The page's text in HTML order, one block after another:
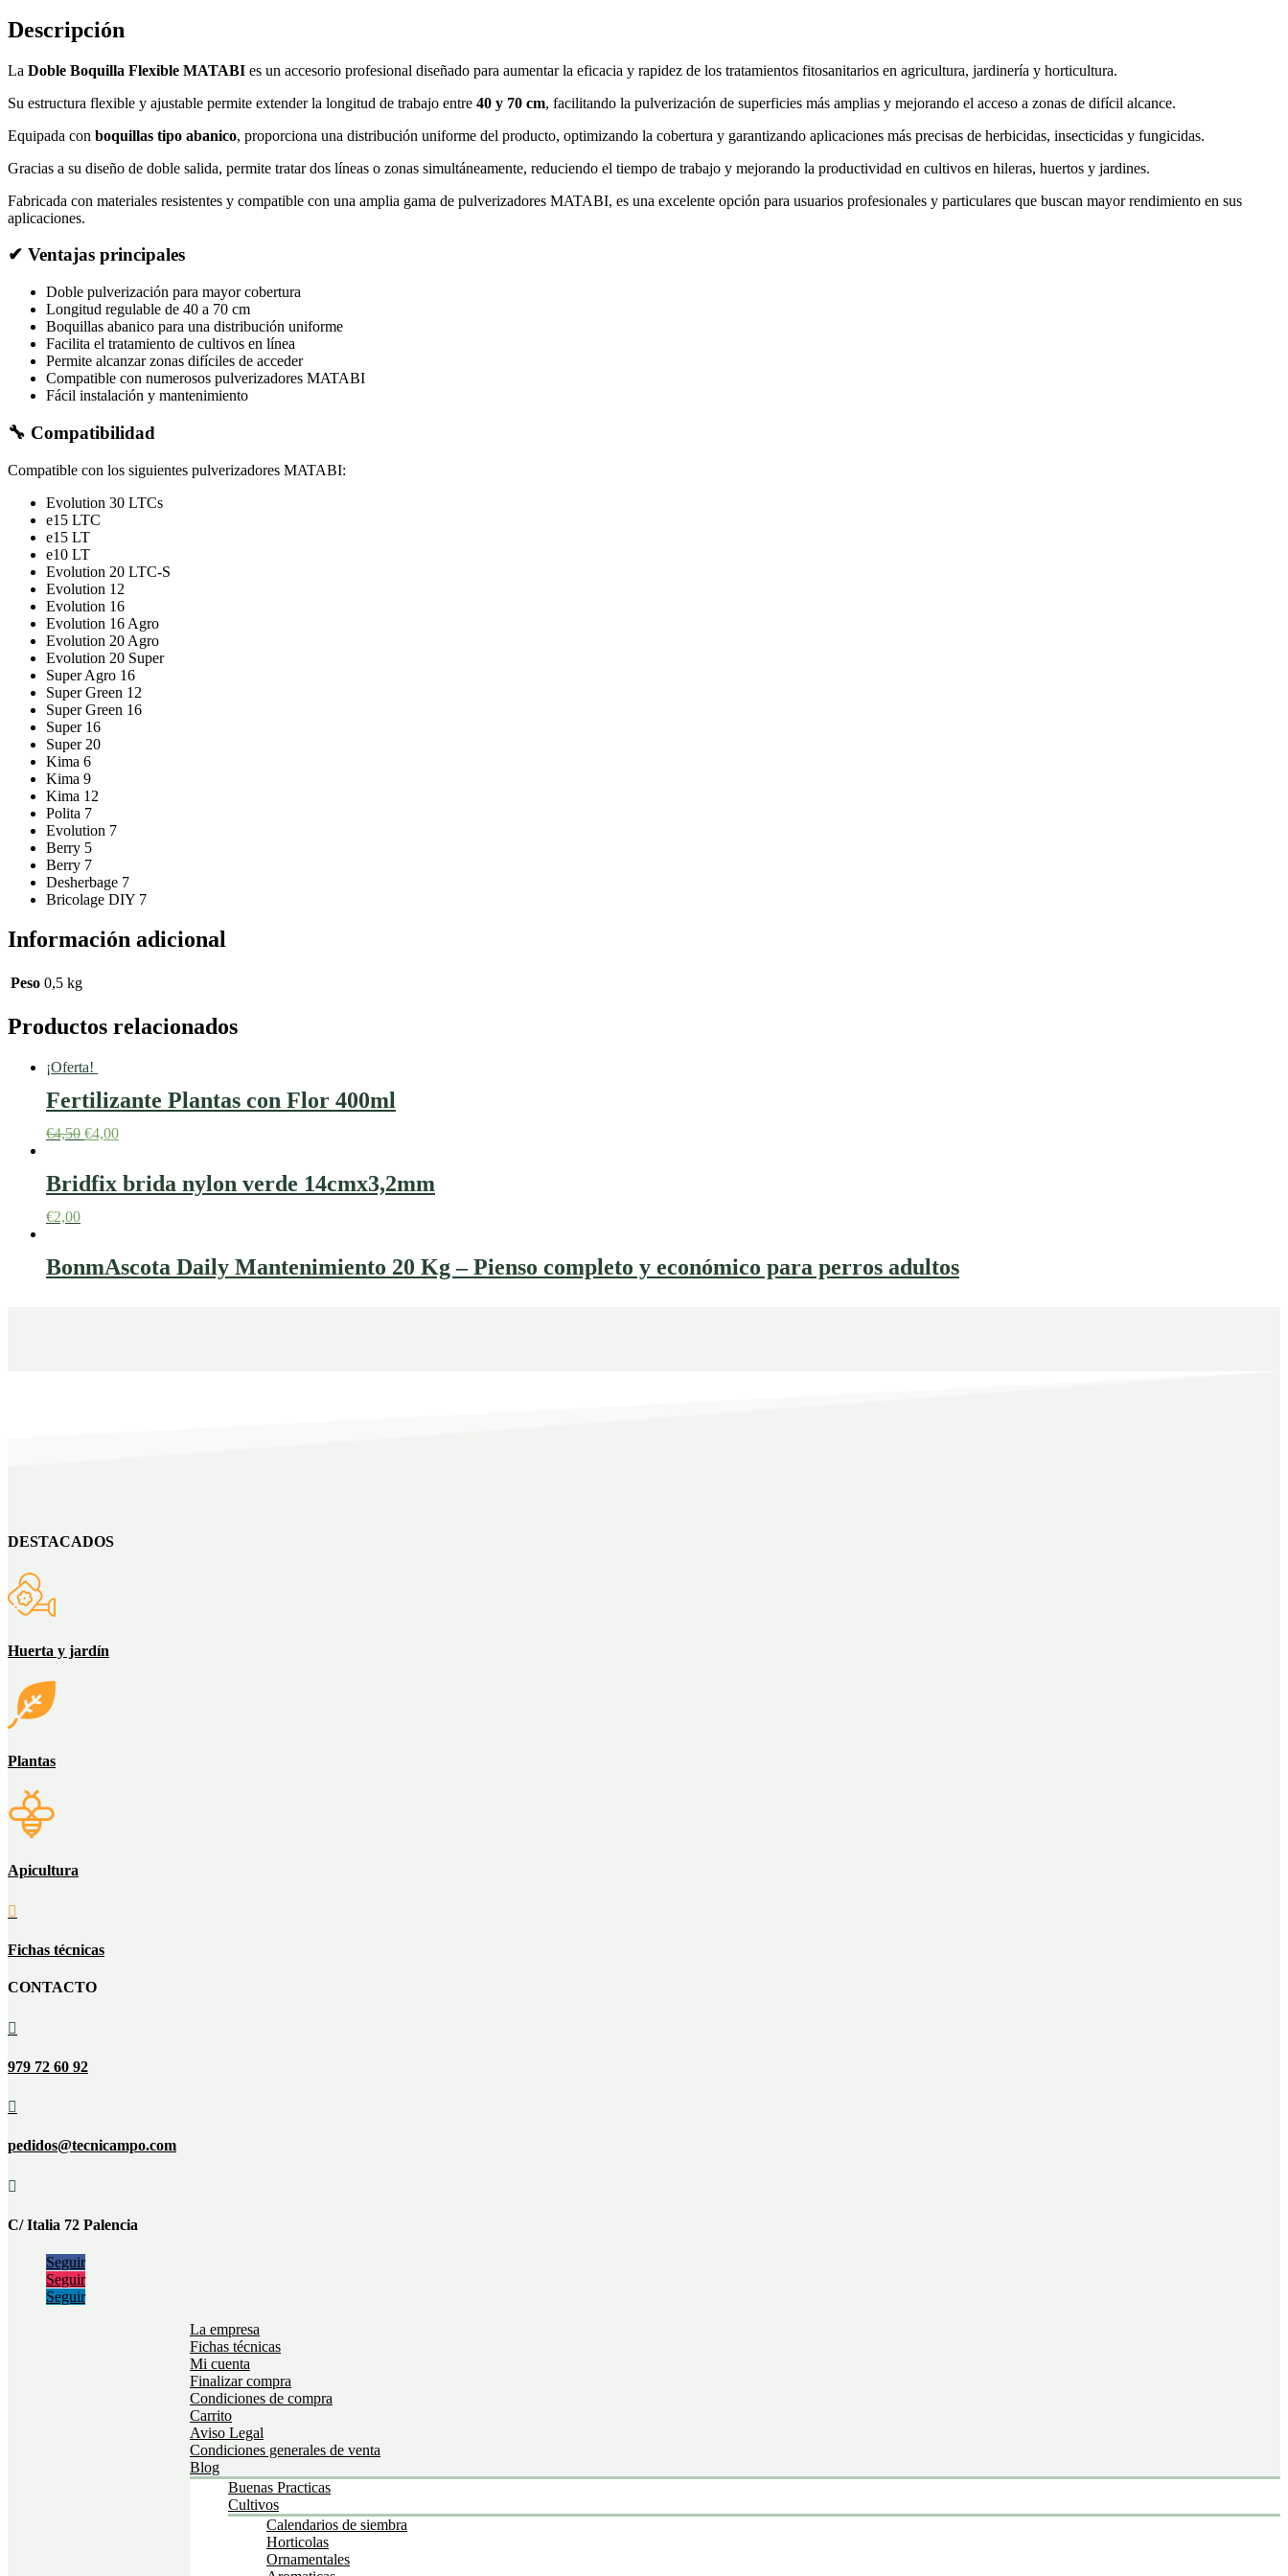
con
Boquillas
cantidad
Descripción
La Doble Boquilla Flexible MATABI es un accesorio profesional diseñado para aumentar la eficacia y rapidez de los tratamientos fitosanitarios en agricultura, jardinería y horticultura.
Su estructura flexible y ajustable permite extender la longitud de trabajo entre 40 y 70 cm, facilitando la pulverización de superficies más amplias y mejorando el acceso a zonas de difícil alcance.
Equipada con boquillas tipo abanico, proporciona una distribución uniforme del producto, optimizando la cobertura y garantizando aplicaciones más precisas de herbicidas, insecticidas y fungicidas.
Gracias a su diseño de doble salida, permite tratar dos líneas o zonas simultáneamente, reduciendo el tiempo de trabajo y mejorando la productividad en cultivos en hileras, huertos y jardines.
Fabricada con materiales resistentes y compatible con una amplia gama de pulverizadores MATABI, es una excelente opción para usuarios profesionales y particulares que buscan mayor rendimiento en sus
aplicaciones.
✔ Ventajas principales
Doble pulverización para mayor cobertura
Longitud regulable de 40 a 70 cm
Boquillas abanico para una distribución uniforme
Facilita el tratamiento de cultivos en línea
Permite alcanzar zonas difíciles de acceder
Compatible con numerosos pulverizadores MATABI
Fácil instalación y mantenimiento
🔧 Compatibilidad
Compatible con los siguientes pulverizadores MATABI:
Evolution 30 LTCs
e15 LTC
e15 LT
e10 LT
Evolution 20 LTC-S
Evolution 12
Evolution 16
Evolution 16 Agro
Evolution 20 Agro
Evolution 20 Super
Super Agro 16
Super Green 12
Super Green 16
Super 16
Super 20
Kima 6
Kima 9
Kima 12
Polita 7
Evolution 7
Berry 5
Berry 7
Desherbage 7
Bricolage DIY 7
Información adicional
Peso 0,5 kg
Productos relacionados
¡Oferta!
Fertilizante Plantas con Flor 400ml
€4,50 €4,00
Bridfix brida nylon verde 14cmx3,2mm
€2,00
BonmAscota Daily Mantenimiento 20 Kg – Pienso completo y económico para perros adultos
DESTACADOS
Huerta y jardín
Plantas
Apicultura

Fichas técnicas
CONTACTO

979 72 60 92

pedidos@tecnicampo.com

C/ Italia 72 Palencia
Seguir
Seguir
Seguir
La empresa
Fichas técnicas
Mi cuenta
Finalizar compra
Condiciones de compra
Carrito
Aviso Legal
Condiciones generales de venta
Blog
Buenas Practicas
Cultivos
Calendarios de siembra
Horticolas
Ornamentales